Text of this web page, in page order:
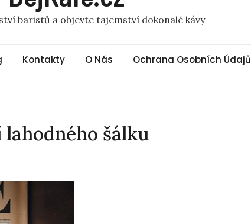
baristů a objevte tajemství dokonalé kávy
Kontakty O Nás Ochrana Osobních Údajů
šálku